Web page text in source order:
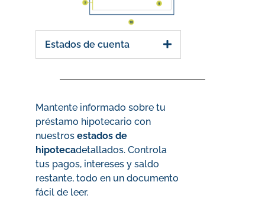
Estados de cuenta
Mantente informado sobre tu
préstamo hipotecario con
nuestros estados de
hipotecadetallados. Controla
tus pagos, intereses y saldo
restante, todo en un documento
fácil de leer.